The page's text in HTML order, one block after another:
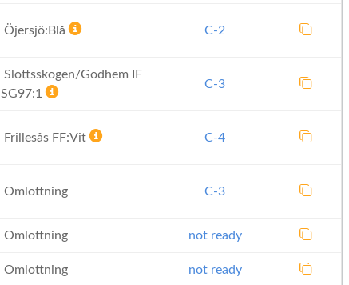
Öjersjö:Blå C-2
Slottsskogen/Godhem IF
SG97:1
C-3
Frillesås FF:Vit C-4
Omlottning C-3
Omlottning not ready
Omlottning not ready